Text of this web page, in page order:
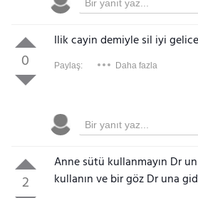
0
Ilik cayin demiyle sil iyi
Paylaş: Daha fazla
2
Anne sütü kullanmayın Dr
kullanın ve bir göz Dr una